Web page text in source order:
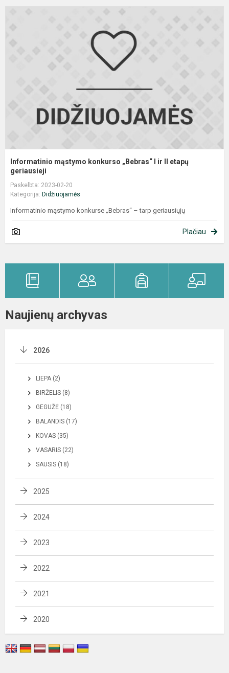
Informatinio mąstymo konkurso „Bebras“ I ir II etapų
geriausieji
Paskelbta: 2023-02-20
Kategorija: Didžiuojamės
Informatinio mąstymo konkurse „Bebras“ – tarp geriausiųjų
Plačiau
Naujienų archyvas
2026
LIEPA (2)
BIRŽELIS (8)
GEGUŽĖ (18)
BALANDIS (17)
KOVAS (35)
VASARIS (22)
SAUSIS (18)
2025
2024
2023
2022
2021
2020